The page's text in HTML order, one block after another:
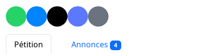
Pétition Annonces 4